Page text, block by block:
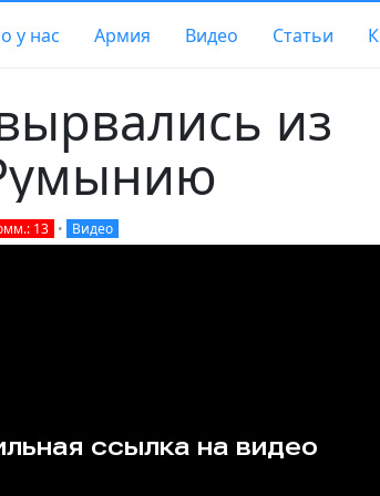
у нас Армия Видео Статьи К
из
13 • Видео